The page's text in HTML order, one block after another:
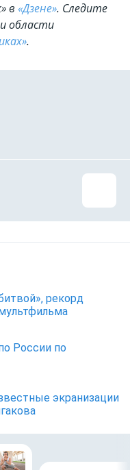
в «Дзене». Cледите
области
.
рекорд
России по
экранизации